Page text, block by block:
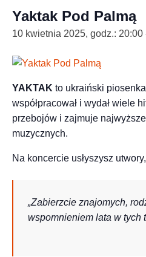
Yaktak Pod Palmą
10 kwietnia 2025, godz.: 20:00
YAKTAK to ukraiński
współpracował i wydał wiele
przebojów i zajmuje
muzycznych.
Na koncercie usłyszysz
„Zabierzcie znajomych,
wspomnieniem lata w tych